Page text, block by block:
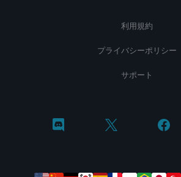
利用規約
プライバシーポリシー
サポート